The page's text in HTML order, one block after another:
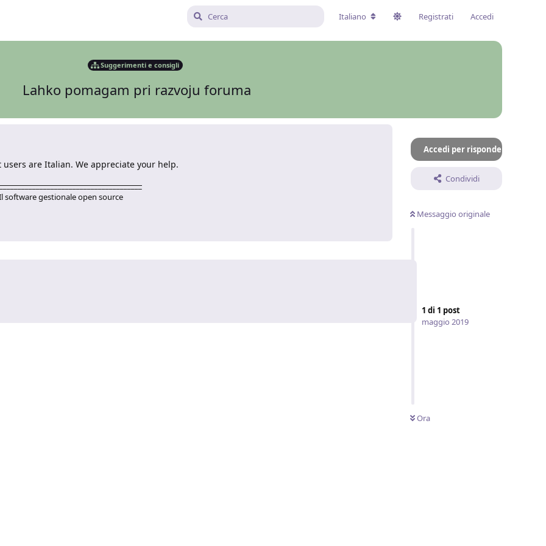
Italiano Registrati Accedi
Suggerimenti e consigli
Lahko pomagam pri razvoju foruma
Accedi per rispondere
Condividi
Messaggio originale
1 di 1 post
maggio 2019
Ora
are Italian. We appreciate your help.
software gestionale open source